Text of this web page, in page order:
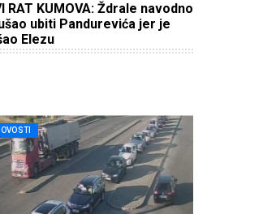
RAT KUMOVA: Ždrale navodno
ubiti Pandurevića jer je
Elezu